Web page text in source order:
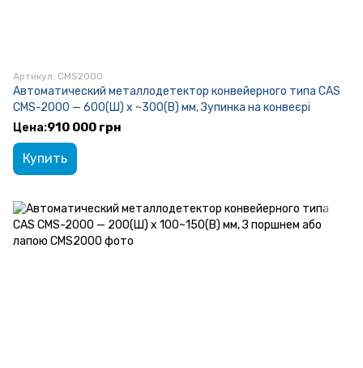
Артикул: CMS2000
Автоматический металлодетектор конвейерного типа CAS
CMS-2000 — 600(Ш) x ~300(В) мм, Зупинка на конвеєрі
910 000 грн
Купить